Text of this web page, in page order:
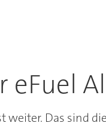
Das sind